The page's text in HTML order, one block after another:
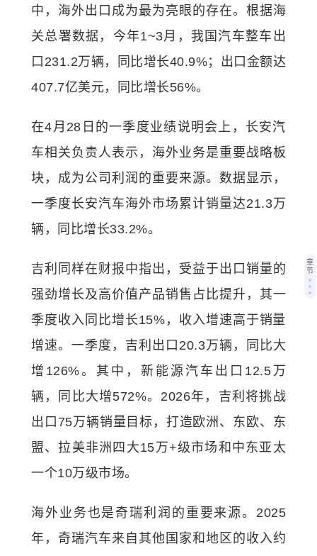
中，海外出口成为最为亮眼的存在。根据海
关总署数据，今年1~3月，我国汽车整车出
口231.2万辆，同比增长40.9%；出口金额达
407.7亿美元，同比增长56%。
在4月28日的一季度业绩说明会上，长安汽
车相关负责人表示，海外业务是重要战略板
块，成为公司利润的重要来源。数据显示，
一季度长安汽车海外市场累计销量达21.3万
辆，同比增长33.2%。
吉利同样在财报中指出，受益于出口销量的
强劲增长及高价值产品销售占比提升，其一
季度收入同比增长15%，收入增速高于销量
增速。一季度，吉利出口20.3万辆，同比大
增126%。其中，新能源汽车出口12.5万
辆，同比大增572%。2026年，吉利将挑战
出口75万辆销量目标，打造欧洲、东欧、东
盟、拉美非洲四大15万+级市场和中东亚太
一个10万级市场。
海外业务也是奇瑞利润的重要来源。2025
年，奇瑞汽车来自其他国家和地区的收入约
章
节